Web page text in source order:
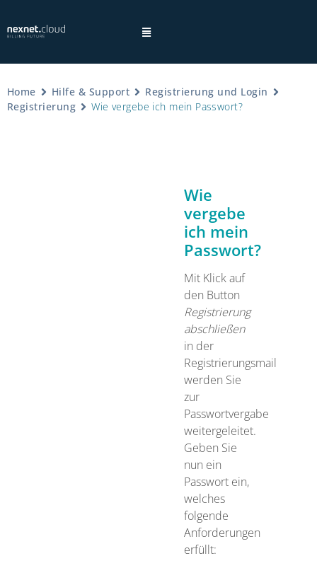
Home Hilfe & Support
Registrierung und Login
Registrierung
Wie vergebe ich mein Passwort?
Wie
vergebe
ich mein
Passwort?
Mit Klick auf
den Button
Registrierung
abschließen
in der
Registrierungsmail
werden Sie
zur
Passwortvergabe
weitergeleitet.
Geben Sie
nun ein
Passwort ein,
welches
folgende
Anforderungen
erfüllt:
Datenschutzhinweisen